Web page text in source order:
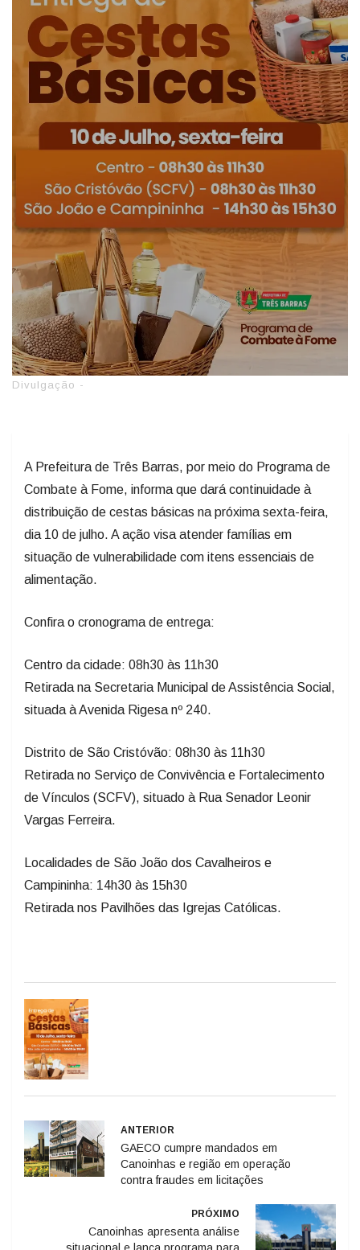
Divulgação -
A Prefeitura de Três Barras, por meio do Programa de
Combate à Fome, informa que dará continuidade à
distribuição de cestas básicas na próxima sexta-feira,
dia 10 de julho. A ação visa atender famílias em
situação de vulnerabilidade com itens essenciais de
alimentação.
Confira o cronograma de entrega:
​Centro da cidade: 08h30 às 11h30
Retirada na Secretaria Municipal de Assistência Social,
situada à Avenida Rigesa nº 240.
Distrito de ​São Cristóvão: 08h30 às 11h30
Retirada no Serviço de Convivência e Fortalecimento
de Vínculos (SCFV), situado à Rua Senador Leonir
Vargas Ferreira.
Localidades de​ São João dos Cavalheiros e
Campininha: 14h30 às 15h30
Retirada nos Pavilhões das Igrejas Católicas.
ANTERIOR
GAECO cumpre mandados em
Canoinhas e região em operação
contra fraudes em licitações
PRÓXIMO
Canoinhas apresenta análise